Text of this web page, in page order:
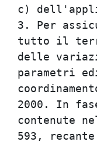
c)
3. Per
tutto il
delle
2000. In
593,